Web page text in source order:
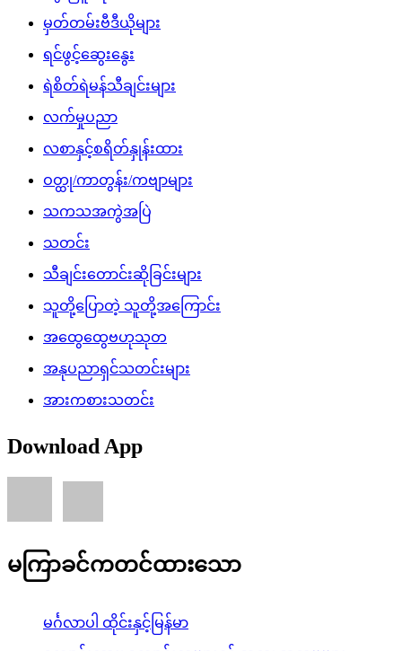
မှတ်တမ်းဗီဒီယိုများ
ရင်ဖွင့်ဆွေးနွေး
ရဲစိတ်ရဲမန်သီချင်းများ
လက်မှုပညာ
လစာနှင့်စရိတ်နှုန်းထား
ဝတ္ထု/ကာတွန်း/ကဗျာများ
သကသအကွဲအပြဲ
သတင်း
သီချင်းတောင်းဆိုခြင်းများ
သူတို့ပြောတဲ့ သူတို့အကြောင်း
အထွေထွေဗဟုသုတ
အနုပညာရှင်သတင်းများ
အားကစားသတင်း
Download App
မကြာခင်ကတင်ထားသော
မင်္ဂလာပါ ထိုင်းနှင့်မြန်မာ